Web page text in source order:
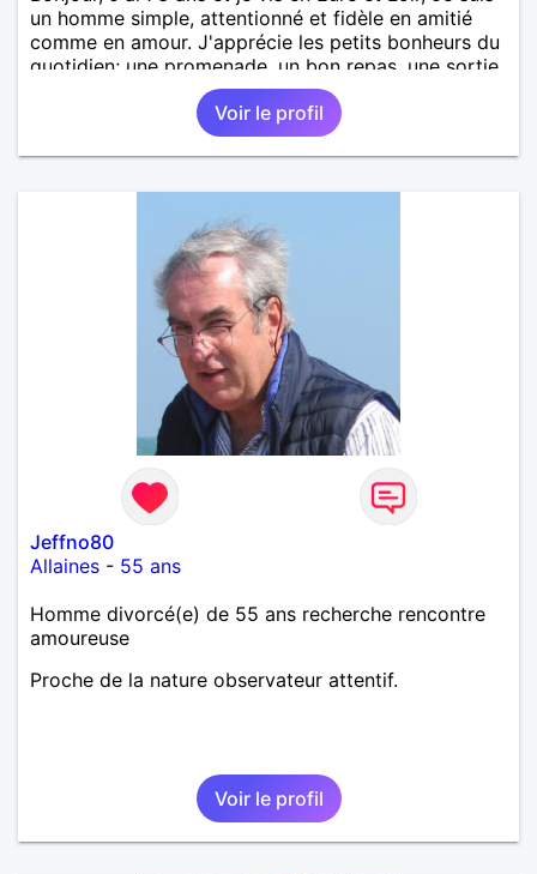
un homme simple, attentionné et fidèle en amitié
comme en amour. J'apprécie les petits bonheurs du
quotidien; une promenade, un bon repas, une sortie,
une discision agréable ou un moment de détente à
deux. Je souhaite rencontrer une femme douce,
honnête et bienveillante, avec qui partager des
moments de complicité, de rire et de confiance. Je
écrire une nouvelle histoire. Si vous aimez les
échanges sincères, les valeurs de respect et de
simplicité, nous pourrions faire connaissance autour
d'un café suivi d'une balade, sans précipitation et
laisser le temps faire le reste. Au plaisir de vous lire.
Voir le profil
Jeffno80
Allaines - 55 ans
Homme divorcé(e) de 55 ans recherche rencontre
amoureuse
Proche de la nature observateur attentif.
Voir le profil